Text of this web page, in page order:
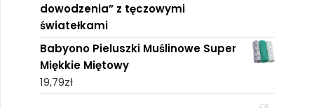
dowodzenia” z tęczowymi
światełkami
Babyono Pieluszki Muślinowe Super
Miękkie Miętowy
19,79zł